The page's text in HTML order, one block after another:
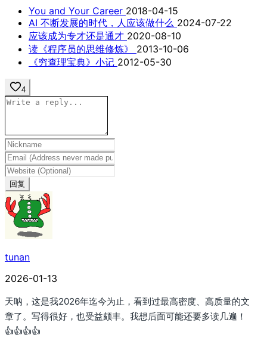
You and Your Career 2018-04-15
AI 不断发展的时代，人应该做什么 2024-07-22
应该成为专才还是通才 2020-08-10
读《程序员的思维修炼》
2013-10-06
《穷查理宝典》小记 2012-05-30
4
回复
tunan
2026-01-13
天呐，这是我2026年迄今为止，看到过最高密度、高质量的文
章了。写得很好，也受益颇丰。我想后面可能还要多读几遍！
👍👍👍👍